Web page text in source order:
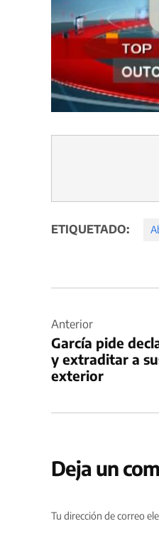
ETIQUETADO:
de
entradas
Anterior
García pide
y extraditar a
exterior
Deja un
Tu dirección de correo